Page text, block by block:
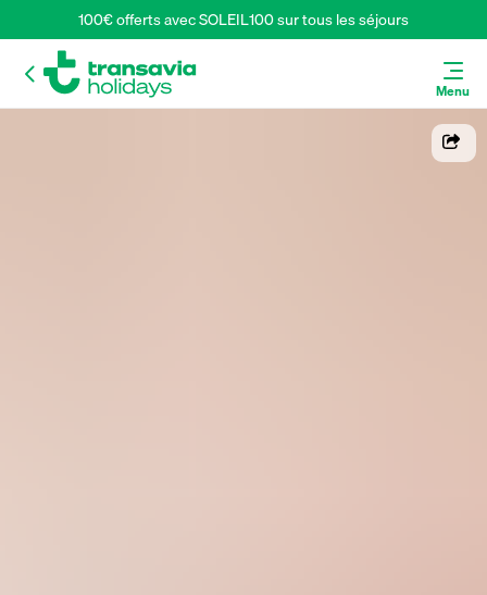
100€ offerts avec SOLEIL100 sur tous les séjours
Menu